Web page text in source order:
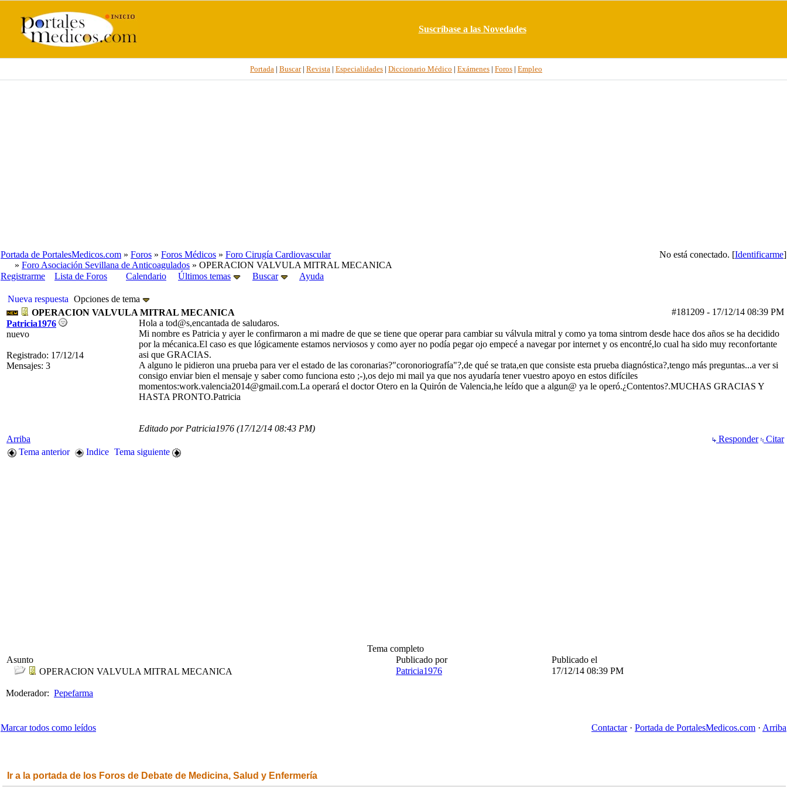
Suscríbase a las Novedades
Portada | Buscar| Revista | Especialidades | Diccionario Médico | Exámenes | Foros | Empleo
No está conectado. [Identificarme]
Portada de PortalesMedicos.com » Foros » Foros Médicos » Foro Cirugía Cardiovascular
» Foro Asociación Sevillana de Anticoagulados » OPERACION VALVULA MITRAL MECANICA
Registrarme
Lista de Foros Calendario Últimos temas Buscar Ayuda
Nueva respuesta Opciones de tema
#181209 - 17/12/14 08:39 PM
OPERACION VALVULA MITRAL MECANICA
Patricia1976
nuevo
Registrado: 17/12/14
Mensajes: 3
Hola a tod@s,encantada de saludaros.
Mi nombre es Patricia y ayer le confirmaron a mi madre de que se tiene que operar para cambiar su válvula mitral y como ya toma sintrom desde hace dos años se ha decidido
por la mécanica.El caso es que lógicamente estamos nerviosos y como ayer no podía pegar ojo empecé a navegar por internet y os encontré,lo cual ha sido muy reconfortante
asi que GRACIAS.
A alguno le pidieron una prueba para ver el estado de las coronarias?"coronoriografía"?,de qué se trata,en que consiste esta prueba diagnóstica?,tengo más preguntas...a ver si
consigo enviar bien el mensaje y saber como funciona esto ;-),os dejo mi mail ya que nos ayudaría tener vuestro apoyo en estos difíciles
momentos:work.valencia2014@gmail.com.La operará el doctor Otero en la Quirón de Valencia,he leído que a algun@ ya le operó.¿Contentos?.MUCHAS GRACIAS Y
HASTA PRONTO.Patricia
Editado por Patricia1976 (17/12/14 08:43 PM)
Arriba
Responder
Citar
Tema anterior
Indice Tema siguiente
Tema completo
Asunto
Publicado por
Publicado el
OPERACION VALVULA MITRAL MECANICA
Patricia1976 17/12/14 08:39 PM
Moderador: Pepefarma
Marcar todos como leídos Contactar· Portada de PortalesMedicos.com · Arriba
Ir a la portada de los Foros de Debate de Medicina, Salud y Enfermería